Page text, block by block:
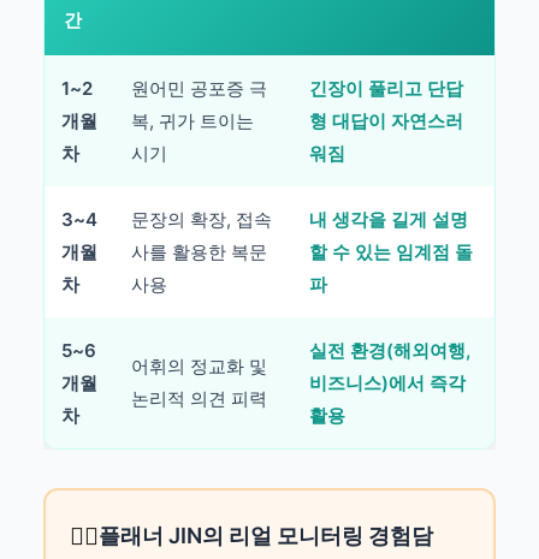
간
1~2
개월
차
원어민 공포증 극
복, 귀가 트이는
시기
긴장이 풀리고 단답
형 대답이 자연스러
워짐
3~4
개월
차
문장의 확장, 접속
사를 활용한 복문
사용
내 생각을 길게 설명
할 수 있는 임계점 돌
파
5~6
개월
차
어휘의 정교화 및
논리적 의견 피력
실전 환경(해외여행,
비즈니스)에서 즉각
활용
🙋‍♂️플래너 JIN의 리얼 모니터링 경험담